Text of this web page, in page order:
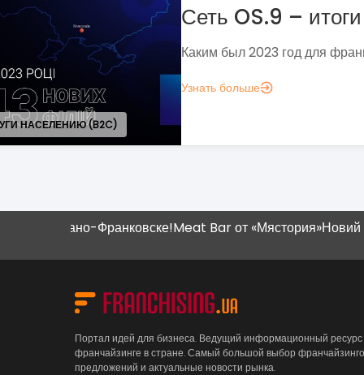
франчайзинга?
Если задумались над вопросом «А
аналитика?», вот несколько метрик,
понять, зачем вам это нужно.
Франковске!Meat Bar от «Мястория»Новий магазин
Портал идей для бизнеса. Ведущий информационный ресурс
франчайзинге в стране. Самый большой выбор
предложений и актуальные новости рынка.